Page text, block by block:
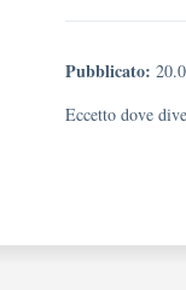
Pubblicato:
Eccetto dove